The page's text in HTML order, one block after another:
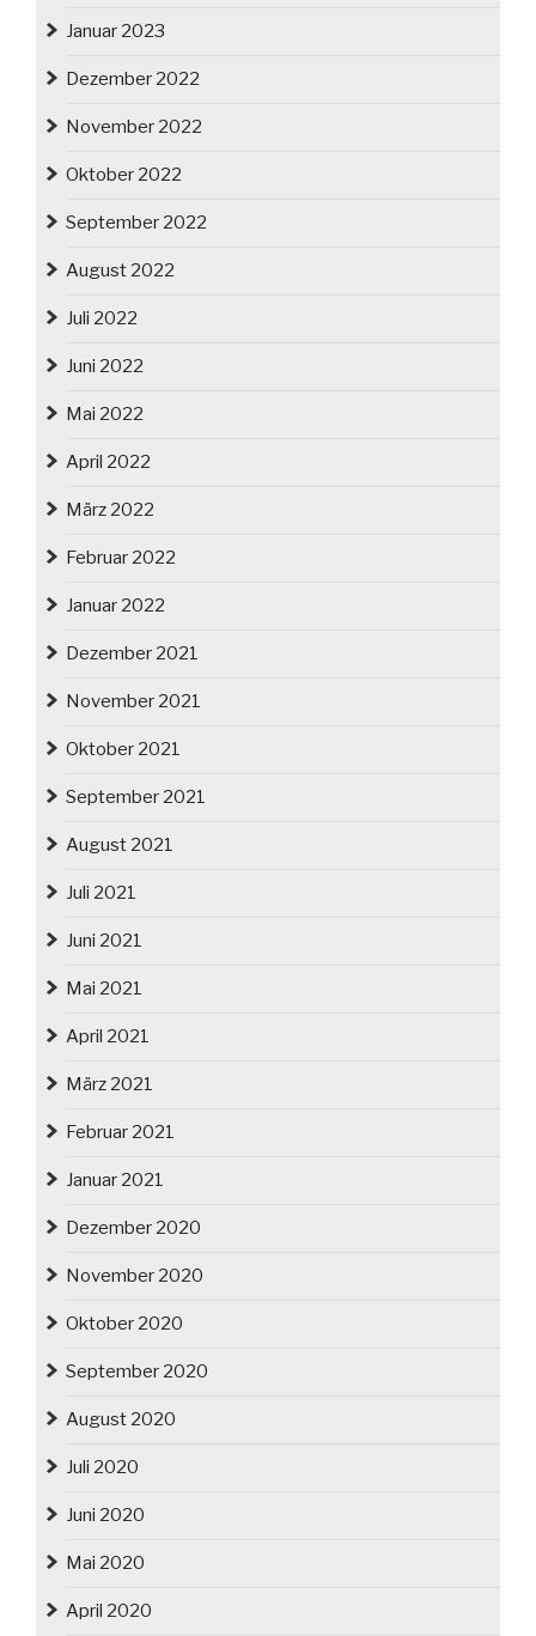
Januar 2023
Dezember 2022
November 2022
Oktober 2022
September 2022
August 2022
Juli 2022
Juni 2022
Mai 2022
April 2022
März 2022
Februar 2022
Januar 2022
Dezember 2021
November 2021
Oktober 2021
September 2021
August 2021
Juli 2021
Juni 2021
Mai 2021
April 2021
März 2021
Februar 2021
Januar 2021
Dezember 2020
November 2020
Oktober 2020
September 2020
August 2020
Juli 2020
Juni 2020
Mai 2020
April 2020